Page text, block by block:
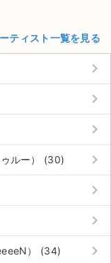
ティスト一覧を見る
keyboard_arrow_right
keyboard_arrow_right
keyboard_arrow_right
ルー） (30) keyboard_arrow_right
keyboard_arrow_right
keyboard_arrow_right
） (34) keyboard_arrow_right